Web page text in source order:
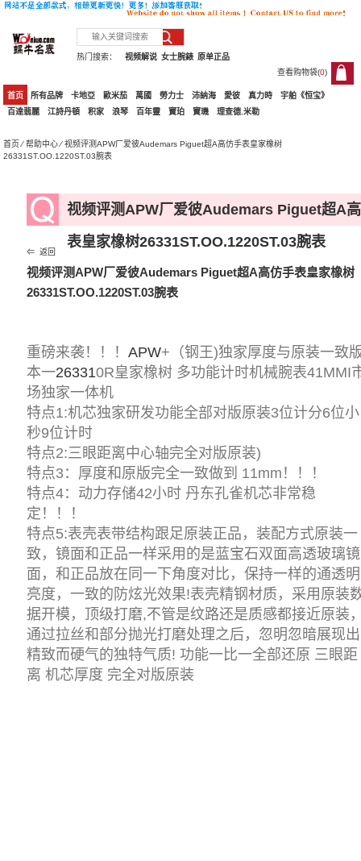
热门搜索： 原单正品
女士腕錶
视频解说
查看购物袋(0)
0
首页 所有品牌 卡地亞 歐米茄 萬國 勞力士 沛納海 愛彼 真力時
宇舶《恒宝》
百達翡麗
江詩丹頓 积家 浪琴 百年靈 寶珀 寶璣 理查德.米勒
首页⁄帮助中心⁄ 视频评测APW厂爱彼Audemars Piguet超A高仿手表皇家橡树
26331ST.OO.1220ST.03腕表
视频评测APW厂爱彼Audemars Piguet超A
表皇家橡树26331ST.OO.1220ST.03腕表
⇐ 返回
视频评测APW厂爱彼Audemars Piguet超A高仿手表皇家橡树
26331ST.OO.1220ST.03腕表
重磅来袭！！！APW+（钢王)独家厚度与原装一致
本一263310R皇家橡树 多功能计时机械腕表41MMI
场独家一体机
特点1:机芯独家研发功能全部对版原装3位计分6位小
秒9位计时
特点2:三眼距离中心轴完全对版原装)
特点3：厚度和原版完全一致做到 11mm！！！
特点4：动力存储42小时 丹东孔雀机芯非常稳
定！！！
特点5:表壳表带结构跟足原装正品，装配方式原装一
致，镜面和正品一样采用的是蓝宝石双面高透玻璃镜
面，和正品放在同一下角度对比，保持一样的通透明
亮度，一致的防炫光效果!表壳精钢材质，采用原装
据开模，顶级打磨,不管是纹路还是质感都接近原装
通过拉丝和部分抛光打磨处理之后，忽明忽暗展现出
精致而硬气的独特气质! 功能一比一全部还原 三眼距
离 机芯厚度 完全对版原装